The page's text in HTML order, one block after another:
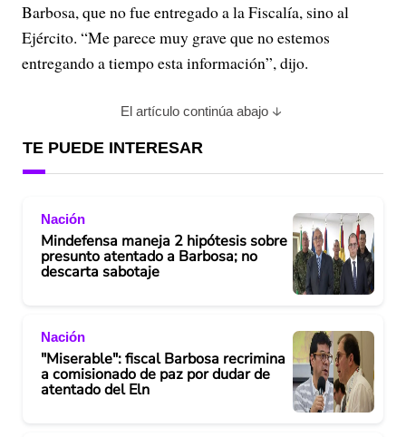
Barbosa, que no fue entregado a la Fiscalía, sino al
Ejército. “Me parece muy grave que no estemos
entregando a tiempo esta información”, dijo.
El artículo continúa abajo
TE PUEDE INTERESAR
Nación
Mindefensa maneja 2 hipótesis sobre
presunto atentado a Barbosa; no
descarta sabotaje
Nación
"Miserable": fiscal Barbosa recrimina
a comisionado de paz por dudar de
atentado del Eln